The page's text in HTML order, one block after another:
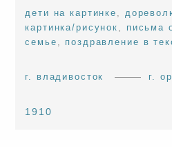
дети на картинке ,
картинка/рисунок , письма
семье , поздравление в
г. владивосток г.
1910